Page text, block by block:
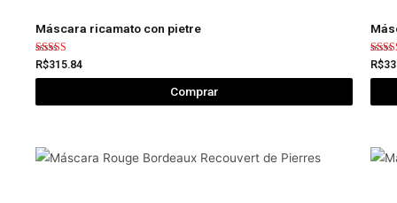
Máscara ricamato con pietre
Avaliação
5.00
de 5
R$315.84
Comprar
5.00
de 5
R$